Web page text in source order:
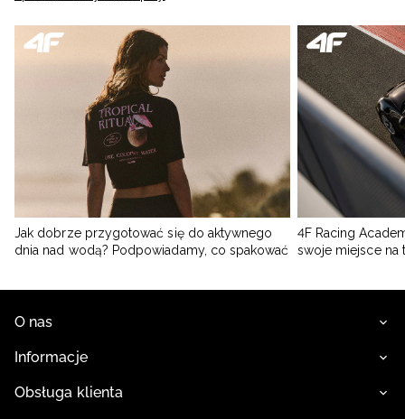
Jak dobrze przygotować się do aktywnego
dnia nad wodą? Podpowiadamy, co spakować
4F Racing
swoje miejsce na
O nas
Informacje
Obsługa klienta